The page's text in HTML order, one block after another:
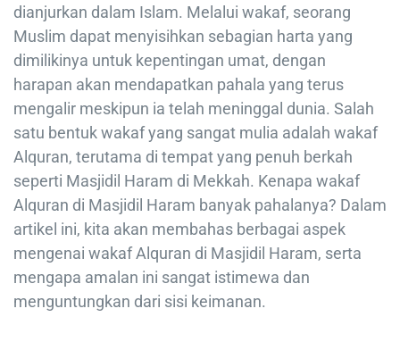
dianjurkan dalam Islam. Melalui wakaf, seorang
Muslim dapat menyisihkan sebagian harta yang
dimilikinya untuk kepentingan umat, dengan
harapan akan mendapatkan pahala yang terus
mengalir meskipun ia telah meninggal dunia. Salah
satu bentuk wakaf yang sangat mulia adalah wakaf
Alquran, terutama di tempat yang penuh berkah
seperti Masjidil Haram di Mekkah. Kenapa wakaf
Alquran di Masjidil Haram banyak pahalanya? Dalam
artikel ini, kita akan membahas berbagai aspek
mengenai wakaf Alquran di Masjidil Haram, serta
mengapa amalan ini sangat istimewa dan
menguntungkan dari sisi keimanan.